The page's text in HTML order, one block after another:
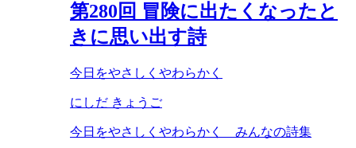
第280回 冒険に出たくなったと
きに思い出す詩
今日をやさしくやわらかく
にしだ きょうご
今日をやさしくやわらかく みんなの詩集